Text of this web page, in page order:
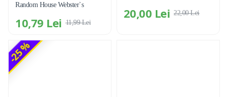
Random House Webster`s
10,79 Lei 11,99 Lei
20,00 Lei 22,00 Lei
-25 %